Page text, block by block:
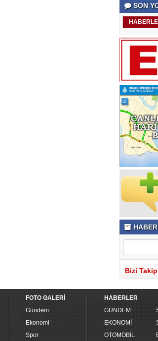
SON
Bizi
FOTO GALERİ
Gündem
Ekonomi
Spor
HABERLER
GÜNDEM
EKONOMİ
OTOMOBİL